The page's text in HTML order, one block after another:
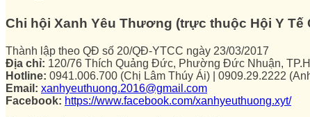
Chi hội Xanh Yêu Thương (trực thuộc Hội Y Tế
Thành lập theo QĐ số 20/QĐ-YTCC ngày 23/03/2017
Địa chỉ: 120/76 Thích Quảng Đức, Phường Đức Nhuận,
Hotline: 0941.006.700 (Chị Lâm Thúy Ái) | 0909.29.2222
Email: xanhyeuthuong.2016@gmail.com
Facebook: https://www.facebook.com/xanhyeuthuong.xyt/